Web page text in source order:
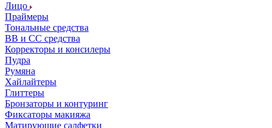
Лицо
Праймеры
Тональные средства
ВВ и СС средства
Корректоры и консилеры
Пудра
Румяна
Хайлайтеры
Глиттеры
Бронзаторы и контуринг
Фиксаторы макияжа
Матирующие салфетки